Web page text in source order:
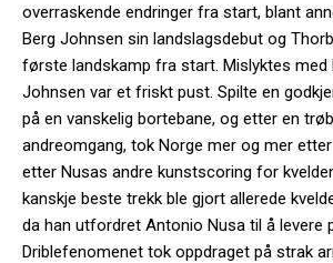
overraskende endringer fra start, blant
Berg Johnsen sin landslagsdebut og
første landskamp fra start. Mislyktes med
Johnsen var et friskt pust. Spilte en
på en vanskelig bortebane, og etter en
andreomgang, tok Norge mer og mer
etter Nusas andre kunstscoring for
kanskje beste trekk ble gjort allerede
da han utfordret Antonio Nusa til å levere
Driblefenomenet tok oppdraget på strak